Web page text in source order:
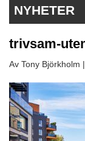
NYHETER
trivsam-
Av Tony Björkholm |